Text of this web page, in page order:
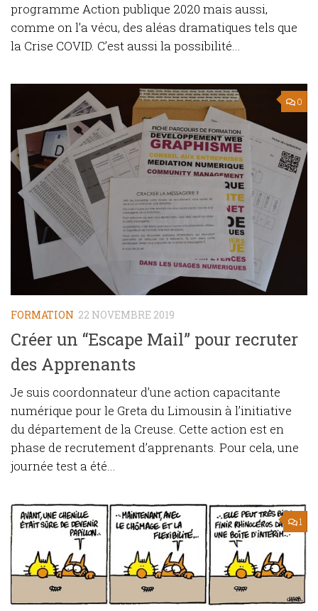
programme Action publique 2020 mais aussi,
comme on l’a vécu, des aléas dramatiques tels que
la Crise COVID. C’est aussi la possibilité...
0
FORMATION 22 NOVEMBRE 2019
Créer un “Escape Mail” pour recruter
des Apprenants
Je suis coordonnateur d’une action capacitante
numérique pour le Greta du Limousin à l’initiative
du département de la Creuse. Cette action est en
phase de recrutement d’apprenants. Pour cela, une
journée test a été...
1